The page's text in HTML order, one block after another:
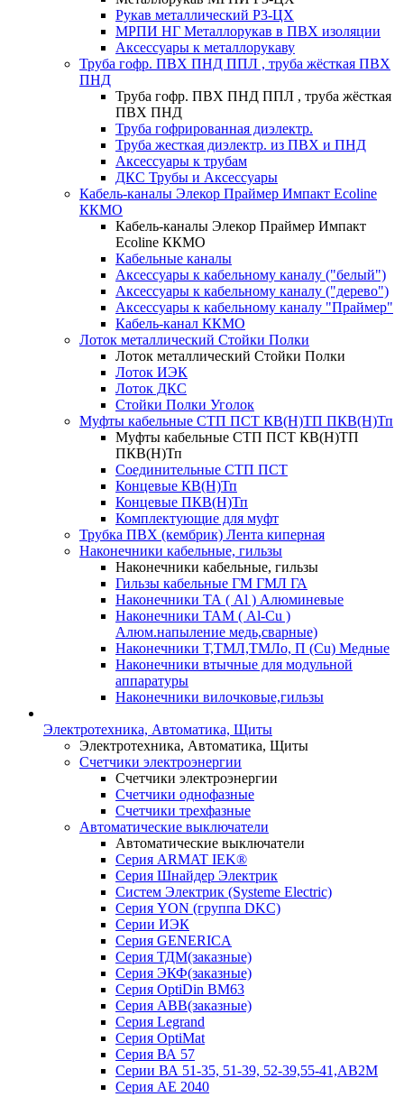
Рукав металлический Р3-ЦХ
МРПИ НГ Металлорукав в ПВХ изоляции
Аксессуары к металлорукаву
Труба гофр. ПВХ ПНД ППЛ , труба жёсткая ПВХ
ПНД
Труба гофр. ПВХ ПНД ППЛ , труба жёсткая
ПВХ ПНД
Труба гофрированная диэлектр.
Труба жесткая диэлектр. из ПВХ и ПНД
Аксессуары к трубам
ДКС Трубы и Аксессуары
Кабель-каналы Элекор Праймер Импакт Ecoline
ККМО
Кабель-каналы Элекор Праймер Импакт
Ecoline ККМО
Кабельные каналы
Аксессуары к кабельному каналу ("белый")
Аксессуары к кабельному каналу ("дерево")
Аксессуары к кабельному каналу "Праймер"
Кабель-канал ККМО
Лоток металлический Стойки Полки
Лоток металлический Стойки Полки
Лоток ИЭК
Лоток ДКС
Стойки Полки Уголок
Муфты кабельные СТП ПСТ КВ(Н)ТП ПКВ(Н)Тп
Муфты кабельные СТП ПСТ КВ(Н)ТП
ПКВ(Н)Тп
Соединительные СТП ПСТ
Концевые КВ(Н)Тп
Концевые ПКВ(Н)Тп
Комплектующие для муфт
Трубка ПВХ (кембрик) Лента киперная
Наконечники кабельные, гильзы
Наконечники кабельные, гильзы
Гильзы кабельные ГМ ГМЛ ГА
Наконечники ТА ( Al ) Алюминевые
Наконечники ТАМ ( Al-Cu )
Алюм.напыление медь,сварные)
Наконечники Т,ТМЛ,ТМЛо, П (Cu) Медные
Наконечники втычные для модульной
аппаратуры
Наконечники вилочковые,гильзы
Электротехника, Автоматика, Щиты
Электротехника, Автоматика, Щиты
Счетчики электроэнергии
Счетчики электроэнергии
Счетчики однофазные
Счетчики трехфазные
Автоматические выключатели
Автоматические выключатели
Серия ARMAT IEK®
Серия Шнайдер Электрик
Систем Электрик (Systeme Electric)
Серия YON (группа DKC)
Серии ИЭК
Серия GENERICA
Серия ТДМ(заказные)
Серия ЭКФ(заказные)
Серия OptiDin BM63
Серия АВВ(заказные)
Серия Legrand
Серия OptiMat
Серия ВА 57
Серии ВА 51-35, 51-39, 52-39,55-41,АВ2М
Серия АЕ 2040